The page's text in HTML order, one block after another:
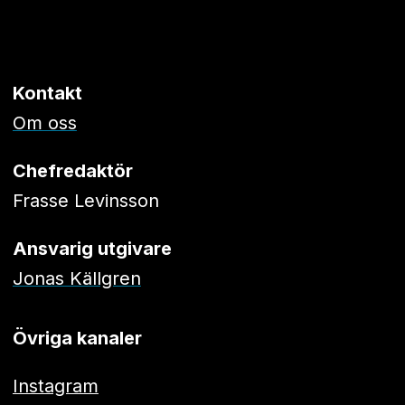
Kontakt
Om oss
Chefredaktör
Frasse Levinsson
Ansvarig utgivare
Jonas Källgren
Övriga kanaler
Instagram